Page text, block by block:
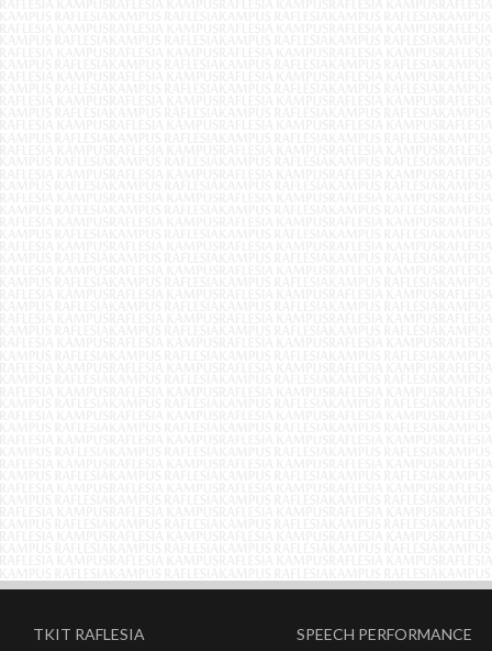
TKIT RAFLESIA SPEECH PERFORMANCE